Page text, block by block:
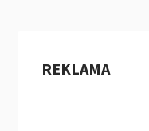
REKLAMA